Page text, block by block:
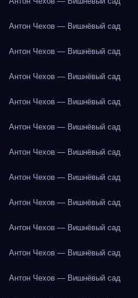
Антон Чехов — Вишнёвый сад
Антон Чехов — Вишнёвый сад
Антон Чехов — Вишнёвый сад
Антон Чехов — Вишнёвый сад
Антон Чехов — Вишнёвый сад
Антон Чехов — Вишнёвый сад
Антон Чехов — Вишнёвый сад
Антон Чехов — Вишнёвый сад
Антон Чехов — Вишнёвый сад
Антон Чехов — Вишнёвый сад
Антон Чехов — Вишнёвый сад